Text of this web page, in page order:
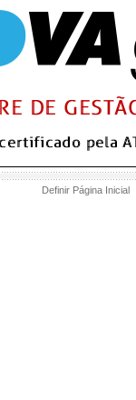
Definir Página Inicial